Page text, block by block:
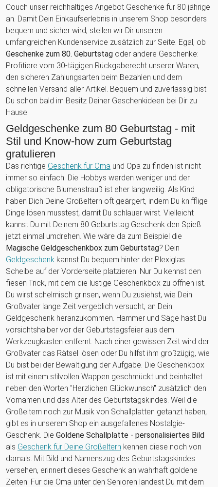
Couch unser reichhaltiges Angebot Geschenke für 80 jährige
an. Damit Dein Einkaufserlebnis in unserem Shop besonders
bequem und sicher wird, stellen wir Dir unseren
umfangreichen Kundenservice zusätzlich zur Seite. Egal, ob
Geschenke zum 80. Geburtstag oder andere Geschenke:
Profitiere vom 30-tägigen Rückgaberecht unserer Waren,
den sicheren Zahlungsarten beim Bezahlen und dem
schnellen Versand aller Artikel. Bequem und zuverlässig bist
Du schon bald im Besitz Deiner Geschenkideen bei Dir zu
Hause.
Geldgeschenke zum 80 Geburtstag - mit
Stil und Know-how zum Geburtstag
gratulieren
Das richtige Geschenk für Oma und Opa zu finden ist nicht
immer so einfach. Die Hobbys werden weniger und der
obligatorische Blumenstrauß ist eher langweilig. Als Kind
haben Dich Deine Großeltern oft geärgert, indem Du knifflige
Dinge lösen musstest, damit Du schlauer wirst. Vielleicht
kannst Du mit Deinem 80 Geburtstag Geschenk den Spieß
jetzt einmal umdrehen. Wie wäre da zum Beispiel die
Magische Geldgeschenkbox zum Geburtstag? Dein
Geldgeschenk kannst Du bequem hinter der Plexiglas
Scheibe auf der Vorderseite platzieren. Nur Du kennst den
fiesen Trick, mit dem die lustige Geschenkbox zu öffnen ist.
Du wirst schelmisch grinsen, wenn Du zusiehst, wie Dein
Großvater lange Zeit vergeblich versucht, an Dein
Geldgeschenk heranzukommen. Hammer und Säge hast Du
vorsichtshalber vor der Geburtstagsfeier aus dem
Werkzeugkasten entfernt. Nach einer gewissen Zeit wird der
Großvater das Rätsel lösen oder Du hilfst ihm großzügig, wie
Du bist bei der Bewältigung der Aufgabe. Die Geschenkbox
ist mit einem stilvollen Wappen geschmückt und beinhaltet
neben den Worten "Herzlichen Glückwunsch" zusätzlich den
Vornamen und das Alter des Geburtstagskindes. Weil die
Großeltern noch zur Musik von Schallplatten getanzt haben,
gibt es in unserem Shop ein ausgefallenes Nostalgie-
Geschenk. Die Goldene Schallplatte - personalisiertes Bild
als Geschenk für Deine Großeltern kennen diese noch von
damals. Mit Bild und Namenszug des Geburtstagskindes
versehen, erinnert dieses Geschenk an wahrhaft goldene
Zeiten. Für die Oma unter den Senioren landest Du mit dem